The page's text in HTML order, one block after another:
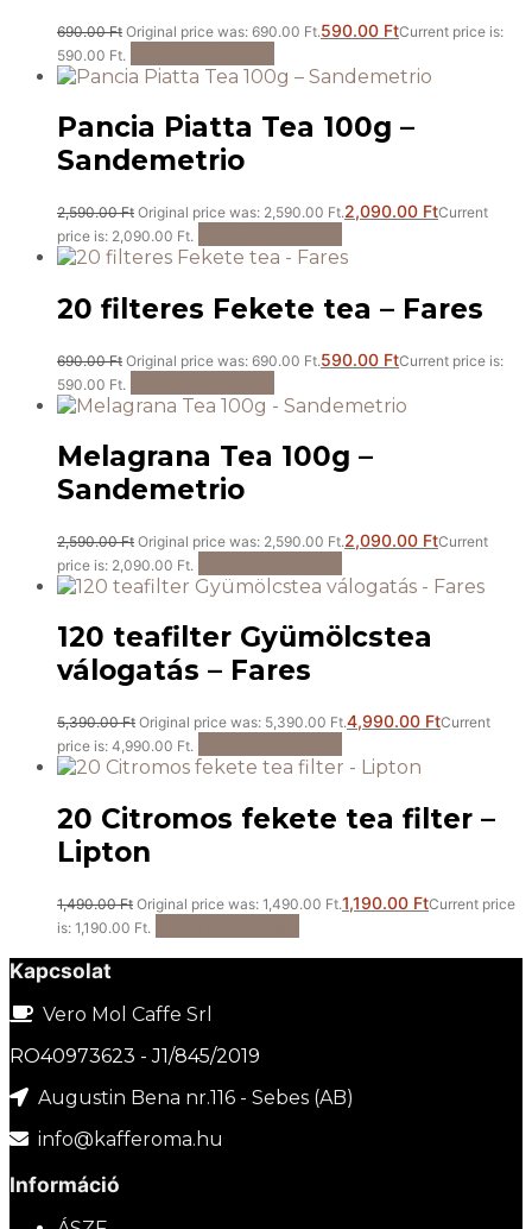
690.00Ft Original price was: 690.00 Ft.590.00 FtCurrent price is:
590.00 Ft.
Pancia Piatta Tea 100g –
Sandemetrio
2,590.00Ft Original price was: 2,590.00 Ft.2,090.00 FtCurrent
price is: 2,090.00 Ft.
20 filteres Fekete tea – Fares
690.00Ft Original price was: 690.00 Ft.590.00 FtCurrent price is:
590.00 Ft.
Melagrana Tea 100g –
Sandemetrio
2,590.00Ft Original price was: 2,590.00 Ft.2,090.00 FtCurrent
price is: 2,090.00 Ft.
120 teafilter Gyümölcstea
válogatás – Fares
5,390.00Ft Original price was: 5,390.00 Ft.4,990.00 FtCurrent
price is: 4,990.00 Ft.
20 Citromos fekete tea filter –
Lipton
1,490.00Ft Original price was: 1,490.00 Ft.1,190.00 FtCurrent price
is: 1,190.00 Ft.
Kapcsolat
Vero Mol Caffe Srl
RO40973623 - J1/845/2019
Augustin Bena nr.116 - Sebes (AB)
info@kafferoma.hu
Információ